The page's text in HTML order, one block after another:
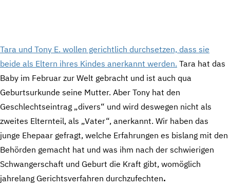
Tara und Tony E. wollen gerichtlich durchsetzen, dass sie
beide als Eltern ihres Kindes anerkannt werden. Tara hat das
Baby im Februar zur Welt gebracht und ist auch qua
Geburtsurkunde seine Mutter. Aber Tony hat den
Geschlechtseintrag „divers“ und wird deswegen nicht als
zweites Elternteil, als „Vater“, anerkannt. Wir haben das
junge Ehepaar gefragt, welche Erfahrungen es bislang mit den
Behörden gemacht hat und was ihm nach der schwierigen
Schwangerschaft und Geburt die Kraft gibt, womöglich
jahrelang Gerichtsverfahren durchzufechten.